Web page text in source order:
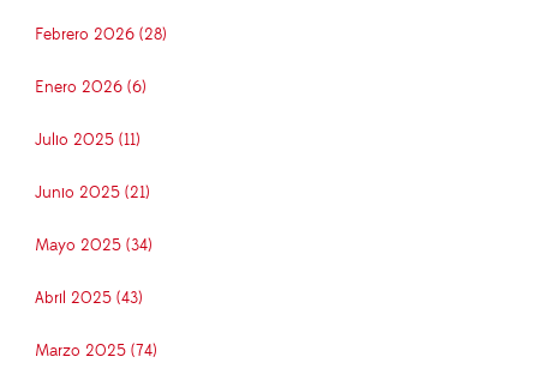
Febrero 2026 (28)
Enero 2026 (6)
Julio 2025 (11)
Junio 2025 (21)
Mayo 2025 (34)
Abril 2025 (43)
Marzo 2025 (74)